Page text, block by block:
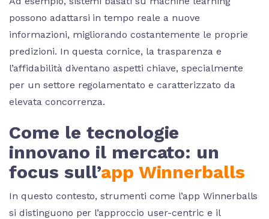
possono adattarsi in tempo reale a nuove
informazioni, migliorando costantemente le proprie
predizioni. In questa cornice, la trasparenza e
l’affidabilità diventano aspetti chiave, specialmente
per un settore regolamentato e caratterizzato da
elevata concorrenza.
Come le tecnologie
innovano il mercato: un
focus sull’app Winnerballs
In questo contesto, strumenti come l’app Winnerballs
si distinguono per l’approccio user-centric e il